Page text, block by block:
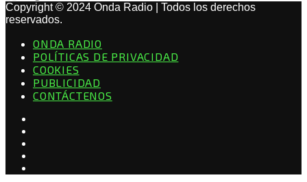
Copyright © 2024 Onda Radio | Todos los derechos
reservados.
ONDA RADIO
POLÍTICAS DE PRIVACIDAD
COOKIES
PUBLICIDAD
CONTÁCTENOS